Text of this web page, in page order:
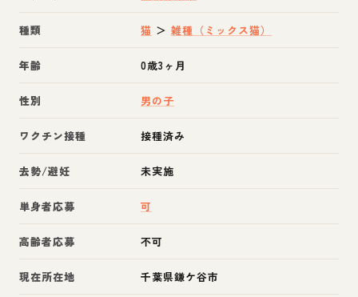
種類 猫 ＞雑種（ミックス猫）
年齢 0歳3ヶ月
性別 男の子
ワクチン接種 接種済み
去勢/避妊 未実施
単身者応募 可
高齢者応募 不可
現在所在地 千葉県鎌ケ谷市